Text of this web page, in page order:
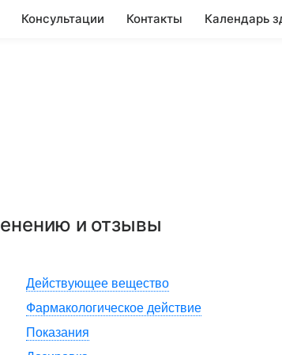
Консультации Контакты Календарь
и отзывы
Действующее вещество
Фармакологическое действие
Показания